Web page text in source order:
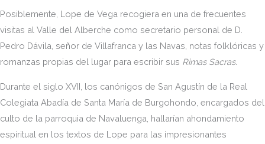
Posiblemente, Lope de Vega recogiera en una de frecuentes
visitas al Valle del Alberche como secretario personal de D.
Pedro Dávila, señor de Villafranca y las Navas, notas folklóricas y
romanzas propias del lugar para escribir sus Rimas Sacras.
Durante el siglo XVII, los canónigos de San Agustín de la Real
Colegiata Abadía de Santa María de Burgohondo, encargados del
culto de la parroquia de Navaluenga, hallarían ahondamiento
espiritual en los textos de Lope para las impresionantes